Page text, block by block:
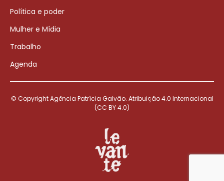
Política e poder
Mulher e Mídia
Trabalho
Agenda
© Copyright Agência Patrícia Galvão. Atribuição 4.0 Internacional
(CC BY 4.0)